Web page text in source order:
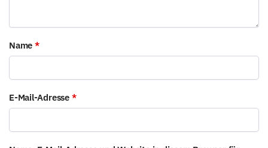
Name *
E-Mail-Adresse *